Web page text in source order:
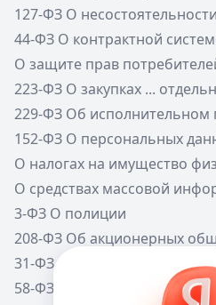
127-ФЗ О
44-ФЗ О контрактной
О защите прав
223-ФЗ О закупках ...
229-ФЗ Об исполнительном
152-ФЗ О персональных
О налогах на имущество
О средствах массовой
3-ФЗ О полиции
208-ФЗ Об акционерных
31-ФЗ О мобилизации в РФ
58-ФЗ О системе